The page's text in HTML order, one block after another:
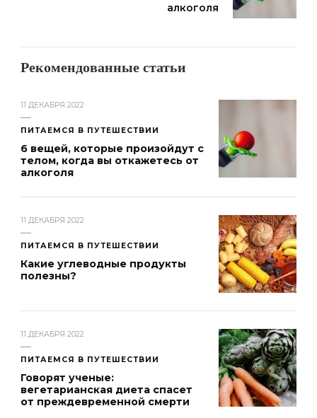
алкоголя
Рекомендованные статьи
11 ДЕКАБРЯ 2022
ПИТАЕМСЯ В ПУТЕШЕСТВИИ
6 вещей, которые произойдут с
телом, когда вы откажетесь от
алкоголя
11 ДЕКАБРЯ 2022
ПИТАЕМСЯ В ПУТЕШЕСТВИИ
Какие углеводные продукты
полезны?
11 ДЕКАБРЯ 2022
ПИТАЕМСЯ В ПУТЕШЕСТВИИ
Говорят ученые:
вегетарианская диета спасет
от преждевременной смерти